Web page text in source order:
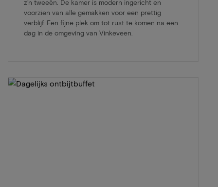
z’n tweeën. De kamer is modern ingericht en
voorzien van alle gemakken voor een prettig
verblijf. Een fijne plek om tot rust te komen na een
dag in de omgeving van Vinkeveen.